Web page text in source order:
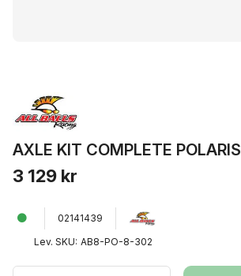
AXLE KIT COMPLETE POLARIS
3 129 kr
02141439
Lev. SKU: AB8-PO-8-302